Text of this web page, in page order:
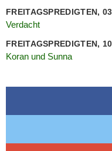
FREITAGSPREDIGTEN,
Verdacht
FREITAGSPREDIGTEN,
Koran und Sunna